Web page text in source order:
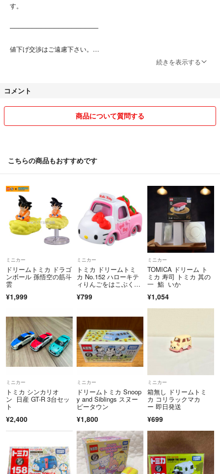
す。
────────────────────
値下げ交渉はご遠慮下さい。
円滑にお取り引きを完了したい為、受取評価は速やかにお願い致しま
────────────────────
お気に入りが見つかった方はお早めにどうぞ♪
( ^-^)ノ∠※。.:*:・'°☆
────────────────────
SOLD OUTの商品やコメントは削除していますので予めご了承下さ
い。
至らない点もあるかと思いますが、どうぞ宜しくお願い致します。
続きを表示する
コメント
商品について質問する
こちらの商品もおすすめです
ミニカー
ドリームトミカ ドラゴ
ンボール 孫悟空の筋斗
雲
¥1,999
ミニカー
トミカ ドリームトミ
カ No.152 ハローキテ
ィりんごをはこぶくる
¥799
ミニカー
TOMICA ドリーム ト
ミカ 寿司 トミカ 其の
一 鮨 いか
¥1,054
ミニカー
トミカ シンカリオ
ン 日産 GT-R 3台セッ
ト
¥2,400
ミニカー
ドリームトミカ Snoop
y and Siblings スヌー
ピータウン
¥1,800
ミニカー
箱無し ドリームトミ
カ コリラックマカ
ー 即日発送
¥699